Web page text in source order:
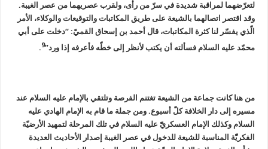
لتعرّضهما لمراقبة شديدة في سرّ من رأى، ولقرب عصريهما من عصر الغيبة.
وقد اقتصر اتصالهما بالشيعة على طريق المكاتبات والتوقيعات والوكلاء، الأمر
الّذي يفسّر لنا كثرة المكاتبات، قال أحمد بن إسحاق القميّ: “دخلت على أبي
محمّد عليه السلام فسألته أن يكتب لأنظر إلى خطّه فأعرفه إذا ورد”9
.
من هنا كانت جماعة من الشيعة تغتنم الفرصة وتلتقي بالإمام عليه السلام عند
مسيره إلى دار الخلافة كلّ أسبوع. ومن جملة ما قام به الإمام الهادي عليه
السلام وكذلك الإمام العسكريّّ عليه السلام في تلك المرحلة لتمهيد الأرضيّة
الفكريّّة المناسبة للشيعة للدخول في عصر الغيبة إصدار الأحاديث العديدة